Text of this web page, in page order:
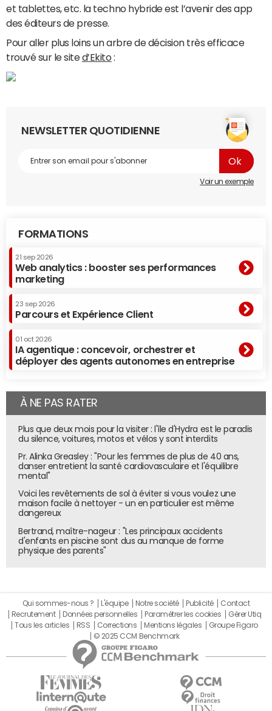
et tablettes, etc. la techno hybride est l’avenir des app
des éditeurs de presse.
Pour aller plus loins un arbre de décision très efficace
trouvé sur le sited’Ekito :
NEWSLETTER QUOTIDIENNE
Voir un exemple
FORMATIONS
21 sep 2026
Web analytics : booster ses performances
marketing
23 sep 2026
Parcours et Expérience Client
01 oct 2026
IA agentique : concevoir, orchestrer et
déployer des agents autonomes en entreprise
À NE PAS RATER
Plus que deux mois pour la visiter : l'île d'Hydra est le paradis
du silence, voitures, motos et vélos y sont interdits
Pr. Alinka Greasley : "Pour les femmes de plus de 40 ans,
danser entretient la santé cardiovasculaire et l'équilibre
mental"
Voici les revêtements de sol à éviter si vous voulez une
maison facile à nettoyer - un en particulier est même
dangereux
Bertrand, maître-nageur : "Les principaux accidents
d'enfants en piscine sont dus au manque de forme
physique des parents"
Qui sommes-nous ? L'équipe Notre société Publicité
Contact
Recrutement
Données personnelles Paramétrer les cookies
Gérer Utiq
Tous les articles
RSS Corrections Mentions légales
Groupe Figaro
© 2025 CCM Benchmark